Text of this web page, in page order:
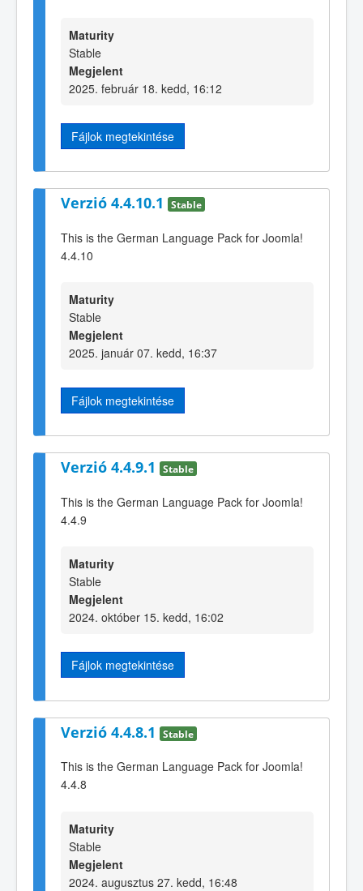
Maturity
Stable
Megjelent
2025. február 18. kedd, 16:12
Fájlok megtekintése
Verzió 4.4.10.1 Stable
This is the German Language Pack for Joomla!
4.4.10
Maturity
Stable
Megjelent
2025. január 07. kedd, 16:37
Fájlok megtekintése
Verzió 4.4.9.1 Stable
This is the German Language Pack for Joomla!
4.4.9
Maturity
Stable
Megjelent
2024. október 15. kedd, 16:02
Fájlok megtekintése
Verzió 4.4.8.1 Stable
This is the German Language Pack for Joomla!
4.4.8
Maturity
Stable
Megjelent
2024. augusztus 27. kedd, 16:48